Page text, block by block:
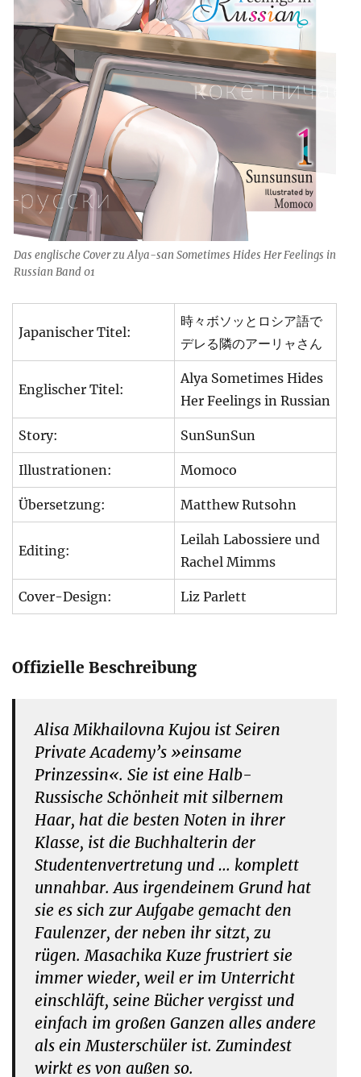
Das englische Cover zu Alya-san Sometimes Hides Her Feelings in
Russian Band 01
Japanischer Titel:
時々ボソッとロシア語で
デレる隣のアーリャさん
Englischer Titel:
Alya Sometimes Hides
Her Feelings in Russian
Story: SunSunSun
Illustrationen: Momoco
Übersetzung: Matthew Rutsohn
Editing:
Leilah Labossiere und
Rachel Mimms
Cover-Design: Liz Parlett
Offizielle Beschreibung
Alisa Mikhailovna Kujou ist Seiren
Private Academy’s »einsame
Prinzessin«. Sie ist eine Halb-
Russische Schönheit mit silbernem
Haar, hat die besten Noten in ihrer
Klasse, ist die Buchhalterin der
Studentenvertretung und … komplett
unnahbar. Aus irgendeinem Grund hat
sie es sich zur Aufgabe gemacht den
Faulenzer, der neben ihr sitzt, zu
rügen. Masachika Kuze frustriert sie
immer wieder, weil er im Unterricht
einschläft, seine Bücher vergisst und
einfach im großen Ganzen alles andere
als ein Musterschüler ist. Zumindest
wirkt es von außen so.